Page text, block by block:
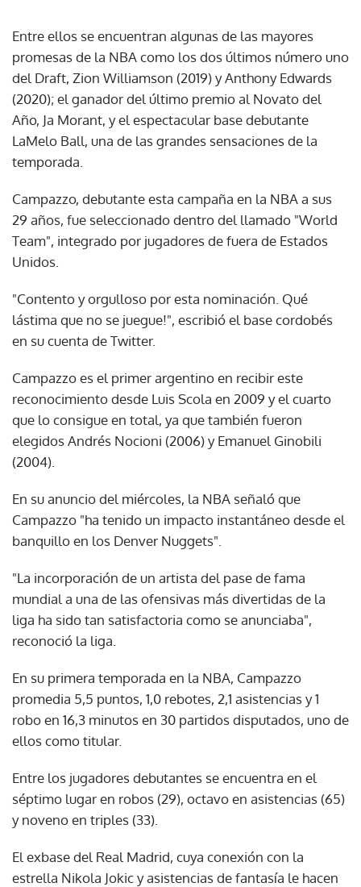
Entre ellos se encuentran algunas de las mayores
promesas de la NBA como los dos últimos número uno
del Draft, Zion Williamson (2019) y Anthony Edwards
(2020); el ganador del último premio al Novato del
Año, Ja Morant, y el espectacular base debutante
LaMelo Ball, una de las grandes sensaciones de la
temporada.
Campazzo, debutante esta campaña en la NBA a sus
29 años, fue seleccionado dentro del llamado "World
Team", integrado por jugadores de fuera de Estados
Unidos.
"Contento y orgulloso por esta nominación. Qué
lástima que no se juegue!", escribió el base cordobés
en su cuenta de Twitter.
Campazzo es el primer argentino en recibir este
reconocimiento desde Luis Scola en 2009 y el cuarto
que lo consigue en total, ya que también fueron
elegidos Andrés Nocioni (2006) y Emanuel Ginobili
(2004).
En su anuncio del miércoles, la NBA señaló que
Campazzo "ha tenido un impacto instantáneo desde el
banquillo en los Denver Nuggets".
"La incorporación de un artista del pase de fama
mundial a una de las ofensivas más divertidas de la
liga ha sido tan satisfactoria como se anunciaba",
reconoció la liga.
En su primera temporada en la NBA, Campazzo
promedia 5,5 puntos, 1,0 rebotes, 2,1 asistencias y 1
robo en 16,3 minutos en 30 partidos disputados, uno de
ellos como titular.
Entre los jugadores debutantes se encuentra en el
séptimo lugar en robos (29), octavo en asistencias (65)
y noveno en triples (33).
El exbase del Real Madrid, cuya conexión con la
estrella Nikola Jokic y asistencias de fantasía le hacen